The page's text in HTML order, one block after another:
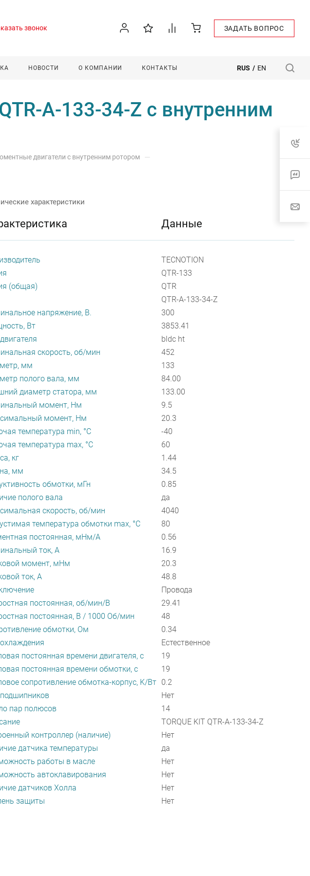
звонок ЗАДАТЬ ВОПРОС
НОВОСТИ О КОМПАНИИ КОНТАКТЫ RUS / EN
A-133-34-Z с внутренним
двигатели с внутренним ротором —
характеристики
Данные
TECNOTION
QTR-133
(общая)
QTR
QTR-A-133-34-Z
напряжение, В.
300
Вт
3853.41
bldc ht
скорость, об/мин
452
мм
133
полого вала, мм
84.00
диаметр статора, мм
133.00
момент, Нм
9.5
момент, Нм
20.3
температура min, °С
-40
температура max, °С
60
кг
1.44
мм
34.5
обмотки, мГн
0.85
полого вала
да
скорость, об/мин
4040
температура обмотки max, °С
80
постоянная, мНм/А
0.56
ток, А
16.9
момент, мНм
20.3
ток, А
48.8
Провода
постоянная, об/мин/В
29.41
постоянная, В / 1000 Об/мин
48
обмотки, Ом
0.34
Естественное
постоянная времени двигателя, с
19
постоянная времени обмотки, с
19
сопротивление обмотка-корпус, K/Вт 0.2
Нет
пар полюсов
14
TORQUE KIT QTR-A-133-34-Z
контроллер (наличие)
Нет
датчика температуры
да
работы в масле
Нет
автоклавирования
Нет
датчиков Холла
Нет
защиты
Нет